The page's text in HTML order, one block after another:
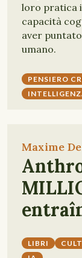
loro pratica
capacità
aver
umano.
PENSIERO
Maxime
LIBRI